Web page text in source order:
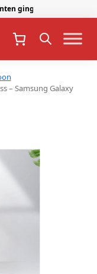
gingen je voor.
– Samsung Galaxy